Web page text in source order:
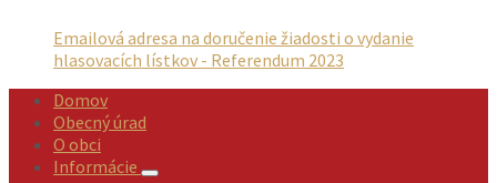
Emailová adresa na doručenie žiadosti o vydanie
hlasovacích lístkov - Referendum 2023
Domov
Obecný úrad
O obci
Informácie